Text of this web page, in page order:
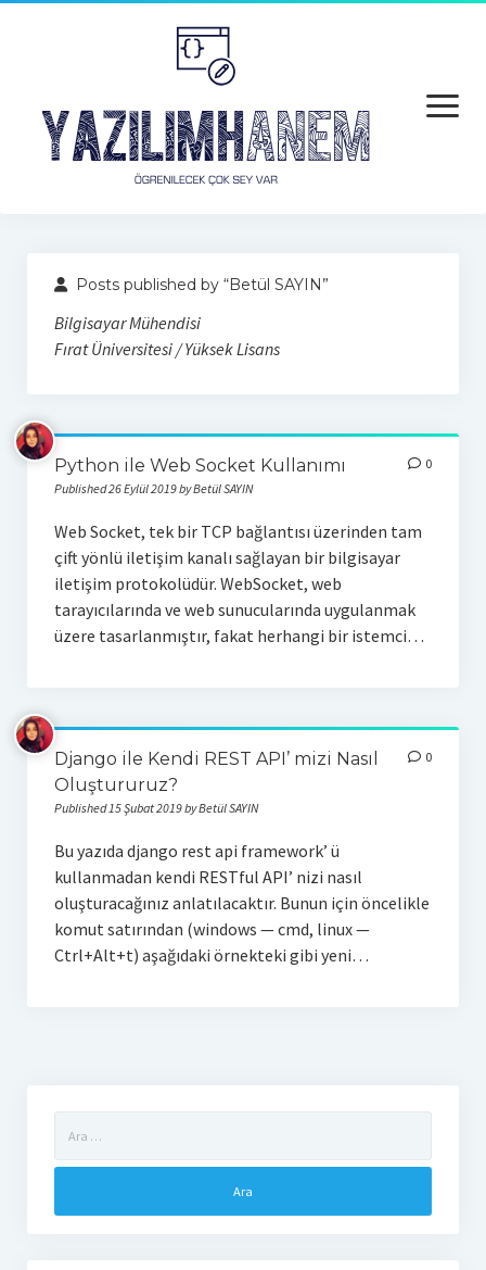
open
menu
Python
Python
Java
Android
Veri Tabanı
Mysql
Sql Server
Weka
Selahaddin Erdoğan
Betül Çil
Zeynep Koyun
Posts published by “Betül SAYIN”
Bilgisayar Mühendisi
Fırat Üniversitesi / Yüksek Lisans
Python ile Web Socket Kullanımı
Published 26 Eylül 2019 by Betül SAYIN
0
Web Socket, tek bir TCP bağlantısı üzerinden tam
çift yönlü iletişim kanalı sağlayan bir bilgisayar
iletişim protokolüdür. WebSocket, web
tarayıcılarında ve web sunucularında uygulanmak
üzere tasarlanmıştır, fakat herhangi bir istemci…
Django ile Kendi REST API’ mizi Nasıl
Oluştururuz?
Published 15 Şubat 2019 by Betül SAYIN
0
Bu yazıda django rest api framework’ ü
kullanmadan kendi RESTful API’ nizi nasıl
oluşturacağınız anlatılacaktır. Bunun için öncelikle
komut satırından (windows — cmd, linux —
Ctrl+Alt+t) aşağıdaki örnekteki gibi yeni…